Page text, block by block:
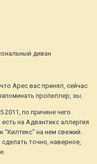
диван
Арес вас принял, сейчас
пропеллер, зы.
по причине чего
на Адвантикс аллергия
"Килтекс" на нем свежий.
точно, наверное,